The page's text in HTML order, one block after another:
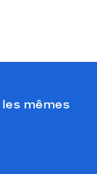
mêmes